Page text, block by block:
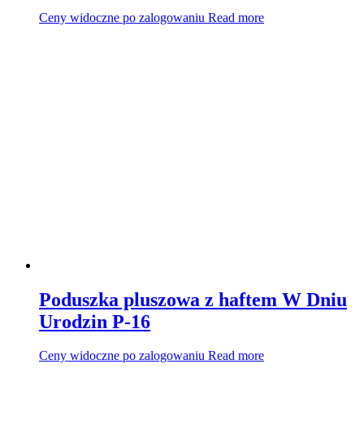
Ceny widoczne po zalogowaniu Read more
Poduszka pluszowa z haftem W Dniu
Urodzin P-16
Ceny widoczne po zalogowaniu Read more